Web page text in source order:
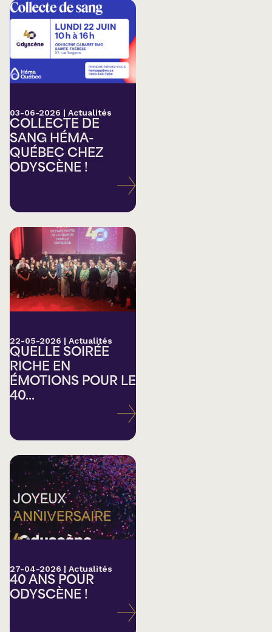
03-06-2026 | Actualités
COLLECTE DE
SANG HÉMA-
QUÉBEC CHEZ
ODYSCÈNE !
22-05-2026 | Actualités
QUELLE SOIRÉE
RICHE EN
ÉMOTIONS POUR LE
40...
27-04-2026 | Actualités
40 ANS POUR
ODYSCÈNE !